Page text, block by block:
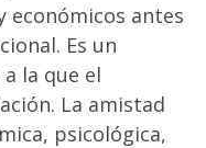
económicos antes
Es un
la que el
La amistad
psicológica,